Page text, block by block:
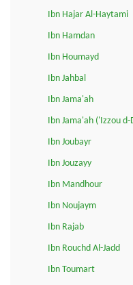
Ibn Hajar Al-Haytami
Ibn Hamdan
Ibn Houmayd
Ibn Jahbal
Ibn Jama'ah
Ibn Jama'ah ('Izzou d-
Ibn Joubayr
Ibn Jouzayy
Ibn Mandhour
Ibn Noujaym
Ibn Rajab
Ibn Rouchd Al-Jadd
Ibn Toumart